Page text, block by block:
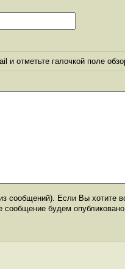
и отметьте галочкой поле
сообщений). Если Вы хотите
будем